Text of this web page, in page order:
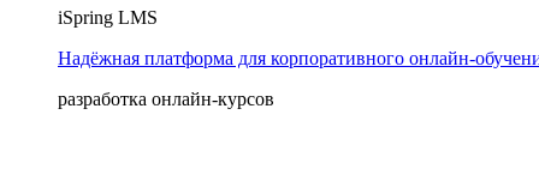
iSpring LMS
Надёжная платформа для корпоративного
разработка онлайн-курсов